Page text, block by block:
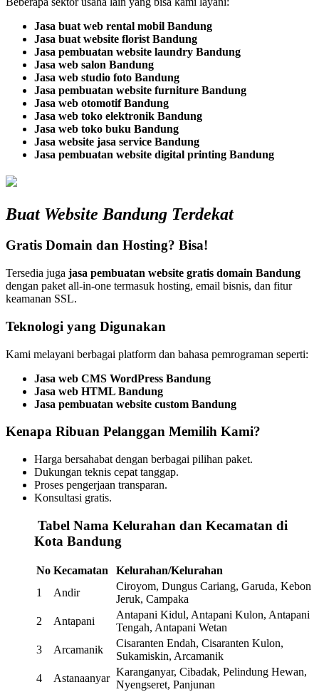
Jasa buat web rental mobil Bandung
Jasa buat website florist Bandung
Jasa pembuatan website laundry Bandung
Jasa web salon Bandung
Jasa web studio foto Bandung
Jasa pembuatan website furniture Bandung
Jasa web otomotif Bandung
Jasa web toko elektronik Bandung
Jasa web toko buku Bandung
Jasa website jasa service Bandung
Jasa pembuatan website digital printing Bandung
Buat Website Bandung Terdekat
Gratis Domain dan Hosting? Bisa!
Tersedia juga jasa pembuatan website gratis domain Bandung
dengan paket all-in-one termasuk hosting, email bisnis, dan fitur
keamanan SSL.
Teknologi yang Digunakan
Kami melayani berbagai platform dan bahasa pemrograman seperti:
Jasa web CMS WordPress Bandung
Jasa web HTML Bandung
Jasa pembuatan website custom Bandung
Kenapa Ribuan Pelanggan Memilih Kami?
Harga bersahabat dengan berbagai pilihan paket.
Dukungan teknis cepat tanggap.
Proses pengerjaan transparan.
Konsultasi gratis.
Tabel Nama Kelurahan dan Kecamatan di
Kota Bandung
No Kecamatan
Kelurahan/Kelurahan
1
Andir
Ciroyom, Dungus Cariang, Garuda, Kebon
Jeruk, Campaka
2
Antapani
Antapani Kidul, Antapani Kulon, Antapani
Tengah, Antapani Wetan
3
Arcamanik
Cisaranten Endah, Cisaranten Kulon,
Sukamiskin, Arcamanik
4
Astanaanyar
Karanganyar, Cibadak, Pelindung Hewan,
Nyengseret, Panjunan